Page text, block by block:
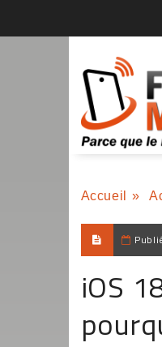
Accueil »
iOS